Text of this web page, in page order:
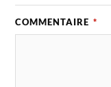
COMMENTAIRE *